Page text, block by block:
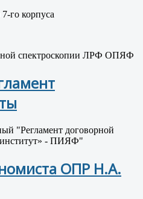
го корпуса
спектроскопии ЛРФ ОПЯФ
"Регламент договорной
- ПИЯФ"
ОПР Н.А.